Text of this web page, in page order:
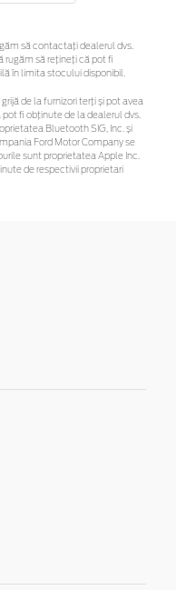
să contactaţi dealerul dvs.
rugăm să rețineți că pot fi
în limita stocului disponibil.
de la furnizori terți și pot avea
fi obținute de la dealerul dvs.
Bluetooth SIG, Inc. și
Ford Motor Company se
sunt proprietatea Apple Inc.
de respectivii proprietari